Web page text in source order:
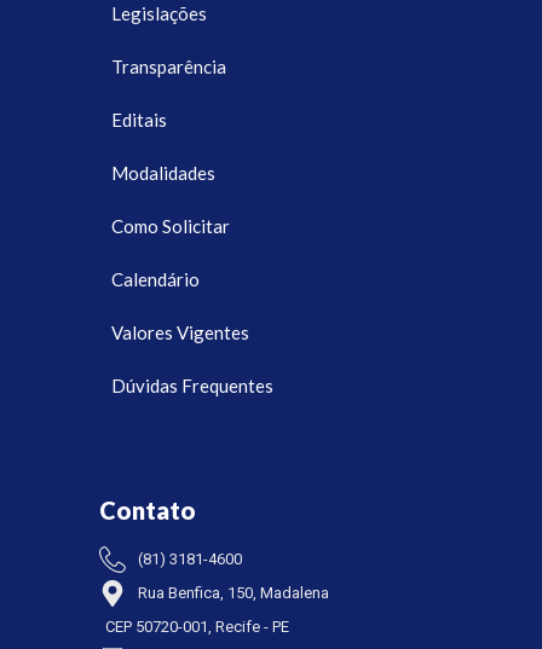
Legislações
Transparência
Editais
Modalidades
Como Solicitar
Calendário
Valores Vigentes
Dúvidas Frequentes
Contato
(81) 3181-4600
Rua Benfica, 150, Madalena
CEP 50720-001, Recife - PE